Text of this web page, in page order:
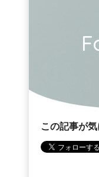
この記事が